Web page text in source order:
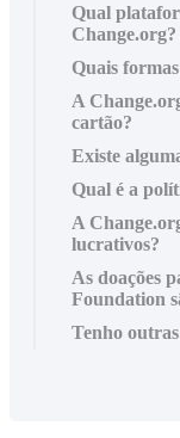
Qual
Change.org?
Quais
A
cartão?
Existe
Qual é a
A
lucrativos?
As doações
Foundation
Tenho